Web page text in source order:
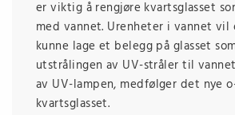
er viktig å rengjøre kvartsglasset
med vannet. Urenheter i vannet
kunne lage et belegg på glasset
utstrålingen av UV-stråler til
av UV-lampen, medfølger det nye
kvartsglasset.